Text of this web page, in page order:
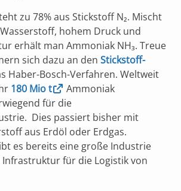
zu 78% aus Stickstoff N₂. Mischt
hohem Druck und
erhält man Ammoniak NH₃. Treue
sich dazu an den Stickstoff-
Haber-Bosch-Verfahren. Weltweit
180 Mio t
Ammoniak
für die
Dies passiert bisher mit
aus Erdöl oder Erdgas.
es bereits eine große Industrie
für die Logistik von